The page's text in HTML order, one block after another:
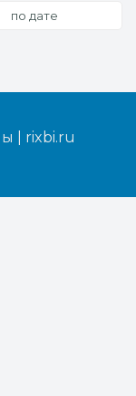
по дате
| rixbi.ru